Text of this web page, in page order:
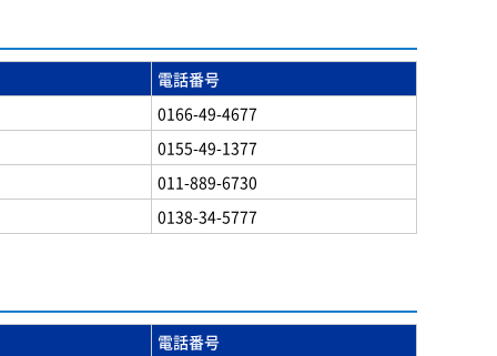
電話番号
0166-49-4677
0155-49-1377
011-889-6730
0138-34-5777
電話番号